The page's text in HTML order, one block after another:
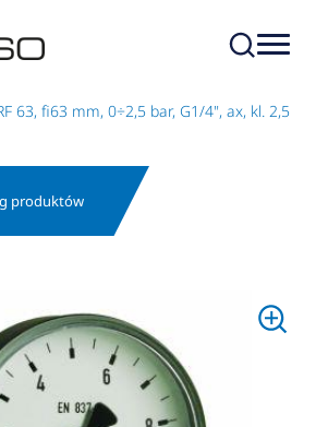
63, fi63 mm, 0÷2,5 bar, G1/4", ax, kl. 2,5
produktów